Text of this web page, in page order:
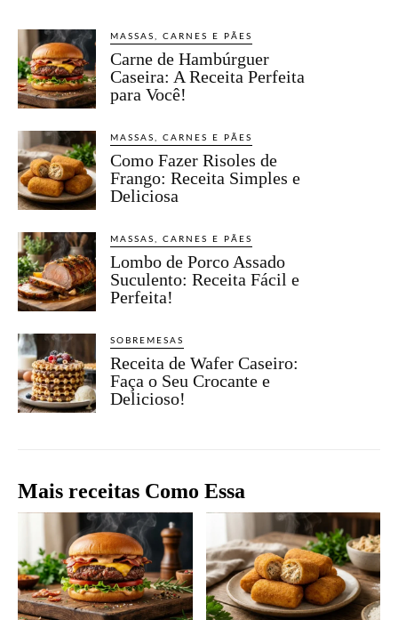
MASSAS, CARNES E PÃES
Carne de Hambúrguer
Caseira: A Receita Perfeita
para Você!
MASSAS, CARNES E PÃES
Como Fazer Risoles de
Frango: Receita Simples e
Deliciosa
MASSAS, CARNES E PÃES
Lombo de Porco Assado
Suculento: Receita Fácil e
Perfeita!
SOBREMESAS
Receita de Wafer Caseiro:
Faça o Seu Crocante e
Delicioso!
Mais receitas Como Essa